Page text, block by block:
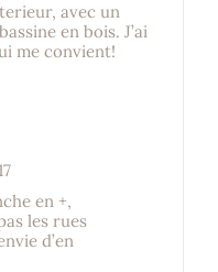
avec un
en bois. J’ai
me convient!
en +,
les rues
d’en